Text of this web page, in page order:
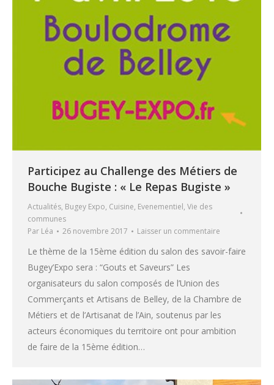
Participez au Challenge des Métiers de
Bouche Bugiste : « Le Repas Bugiste »
Actualités, Bugey Expo, Cuisine, Evenementiel, Vie des
communes
Par Léa 26 novembre 2017 Laisser un commentaire
Le thème de la 15ème édition du salon des savoir-faire
Bugey’Expo sera : “Gouts et Saveurs” Les
organisateurs du salon composés de l’Union des
Commerçants et Artisans de Belley, de la Chambre de
Métiers et de l’Artisanat de l’Ain, soutenus par les
acteurs économiques du territoire ont pour ambition
de faire de la 15ème édition…